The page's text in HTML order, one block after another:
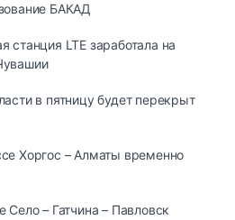
БАКАД
станция LTE заработала на
в пятницу будет перекрыт
Хоргос – Алматы временно
Село – Гатчина – Павловск